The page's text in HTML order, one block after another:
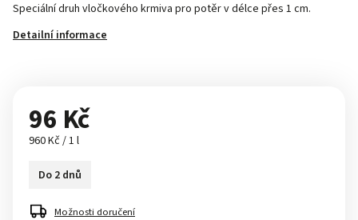
Speciální druh vločkového krmiva pro potěr v délce přes 1 cm.
Detailní informace
96 Kč
960 Kč / 1 l
Do 2 dnů
Možnosti doručení